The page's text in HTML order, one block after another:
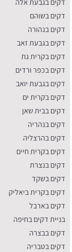
דקים בגבעת אלה
דקים בשוהם
דקים בנהורה
דקים בגבעת זאב
דקים בקרית גת
דקים בכפר ורדים
דקים בגבעת יואב
דקים בקרית ים
דקים בבית שאן
דקים בנהריה
דקים בהרצליה
דקים בקרית חיים
דקים בנצרת
דקים בשקד
דקים בקרית ביאליק
דקים בארבל
בניית דקים בחיפה
דקים בבצרה
דקים בטבריה